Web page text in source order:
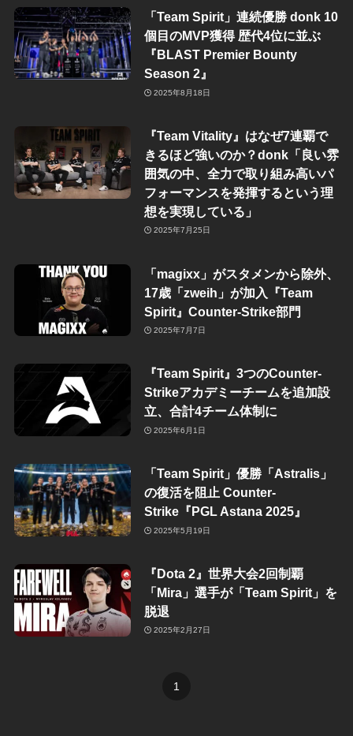
「Team Spirit」連続優勝 donk 10
個目のMVP獲得 歴代4位に並ぶ
『BLAST Premier Bounty
Season 2』
2025年8月18日
『Team Vitality』はなぜ7連覇で
きるほど強いのか？donk「良い雰
囲気の中、全力で取り組み高いパ
フォーマンスを発揮するという理
想を実現している」
2025年7月25日
「magixx」がスタメンから除外、
17歳「zweih」が加入『Team
Spirit』Counter-Strike部門
2025年7月7日
『Team Spirit』3つのCounter-
Strikeアカデミーチームを追加設
立、合計4チーム体制に
2025年6月1日
「Team Spirit」優勝「Astralis」
の復活を阻止 Counter-
Strike『PGL Astana 2025』
2025年5月19日
『Dota 2』世界大会2回制覇
「Mira」選手が「Team Spirit」を
脱退
2025年2月27日
1